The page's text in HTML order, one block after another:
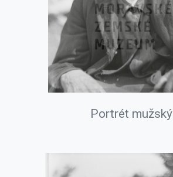
Portrét mužský